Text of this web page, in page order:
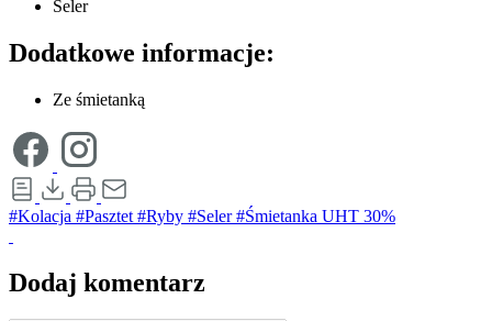
Seler
Dodatkowe informacje:
Ze śmietanką
#Kolacja #Pasztet #Ryby #Seler#Śmietanka UHT 30%
Dodaj komentarz